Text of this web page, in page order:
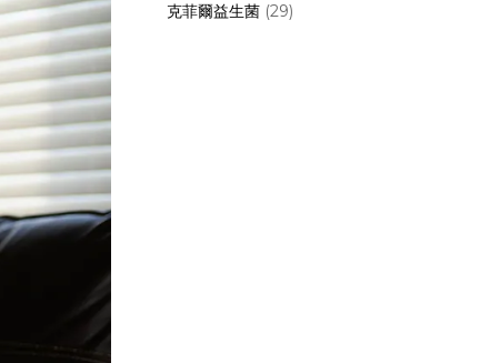
克菲爾益生菌 (29)